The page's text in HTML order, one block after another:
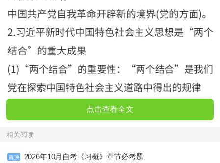
点击查看全文
相关阅读
2026年10月自考《习概》章节必考题